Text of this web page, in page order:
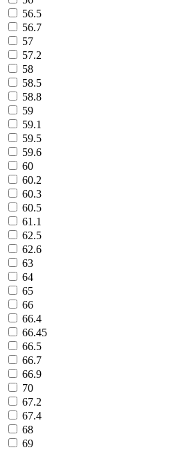
56.5
56.7
57
57.2
58
58.5
58.8
59
59.1
59.5
59.6
60
60.2
60.3
60.5
61.1
62.5
62.6
63
64
65
66
66.4
66.45
66.5
66.7
66.9
70
67.2
67.4
68
69